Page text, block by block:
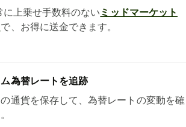
上乗せ手数料のない ミッドマーケット
で、お得に送金できます。
為替レートを追跡
通貨を保存して、為替レートの変動を確